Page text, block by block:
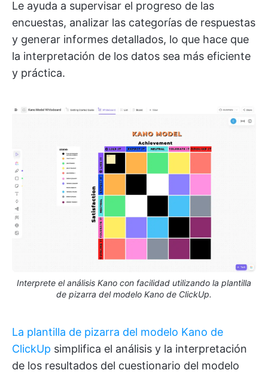
Le ayuda a supervisar el progreso de las
encuestas, analizar las categorías de respuestas
y generar informes detallados, lo que hace que
la interpretación de los datos sea más eficiente
y práctica.
Interprete el análisis Kano con facilidad utilizando la plantilla
de pizarra del modelo Kano de ClickUp.
La plantilla de pizarra del modelo Kano de
ClickUp simplifica el análisis y la interpretación
de los resultados del cuestionario del modelo